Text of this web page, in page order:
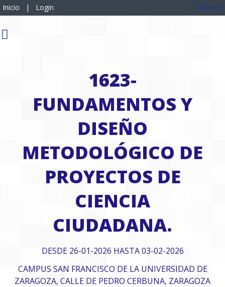
Inicio | Login Idioma
1623-
FUNDAMENTOS Y
DISEÑO
METODOLÓGICO DE
PROYECTOS DE
CIENCIA
CIUDADANA.
DESDE 26-01-2026 HASTA 03-02-2026
CAMPUS SAN FRANCISCO DE LA UNIVERSIDAD DE
ZARAGOZA, CALLE DE PEDRO CERBUNA, ZARAGOZA